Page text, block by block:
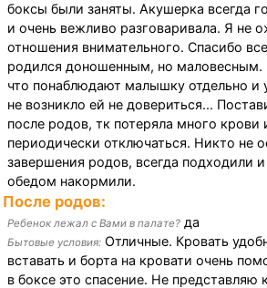
боксы были заняты. Акушерка всегда
и очень вежливо разговаривала. Я не
отношения внимательного. Спасибо
родился доношенным, но маловесным.
что понаблюдают малышку отдельно
не возникло ей не довериться...
после родов, тк потеряла много крови
периодически отключаться. Никто не
завершения родов, всегда подходили
обедом накормили.
После родов:
Ребенок лежал с Вами в палате? да
Бытовые условия: Отличные. Кровать
вставать и борта на кровати очень
в боксе это спасение. Не